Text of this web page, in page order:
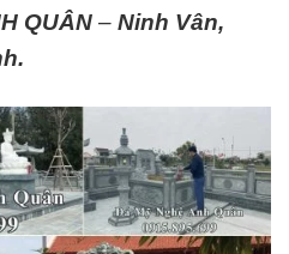
QUÂN – Ninh Vân,